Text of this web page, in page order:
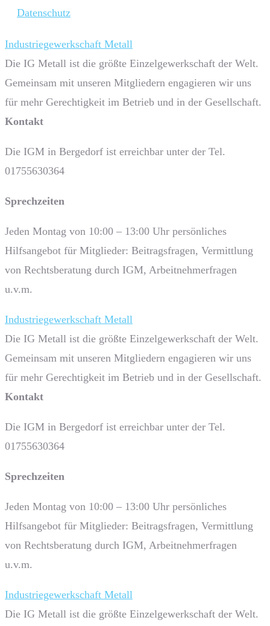
Datenschutz
Industriegewerkschaft Metall
Die IG Metall ist die größte Einzelgewerkschaft der Welt.
Gemeinsam mit unseren Mitgliedern engagieren wir uns
für mehr Gerechtigkeit im Betrieb und in der Gesellschaft.
Kontakt
Die IGM in Bergedorf ist erreichbar unter der Tel.
01755630364
Sprech­zeiten
Jeden Montag von 10:00 – 13:00 Uhr persönliches
Hilfsangebot für Mitglieder: Beitragsfragen, Vermittlung
von Rechtsberatung durch IGM, Arbeitnehmerfragen
u.v.m.
Industriegewerkschaft Metall
Die IG Metall ist die größte Einzelgewerkschaft der Welt.
Gemeinsam mit unseren Mitgliedern engagieren wir uns
für mehr Gerechtigkeit im Betrieb und in der Gesellschaft.
Kontakt
Die IGM in Bergedorf ist erreichbar unter der Tel.
01755630364
Sprech­zeiten
Jeden Montag von 10:00 – 13:00 Uhr persönliches
Hilfsangebot für Mitglieder: Beitragsfragen, Vermittlung
von Rechtsberatung durch IGM, Arbeitnehmerfragen
u.v.m.
Industriegewerkschaft Metall
Die IG Metall ist die größte Einzelgewerkschaft der Welt.